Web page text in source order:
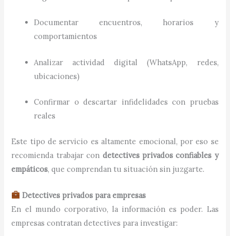
Documentar encuentros, horarios y
comportamientos
Analizar actividad digital (WhatsApp, redes,
ubicaciones)
Confirmar o descartar infidelidades con pruebas
reales
Este tipo de servicio es altamente emocional, por eso se
recomienda trabajar con detectives privados confiables y
empáticos, que comprendan tu situación sin juzgarte.
Detectives privados para empresas
En el mundo corporativo, la información es poder. Las
empresas contratan detectives para investigar: